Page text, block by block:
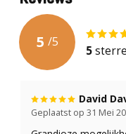
5 /5
5
David
Geplaatst op 31 Mei